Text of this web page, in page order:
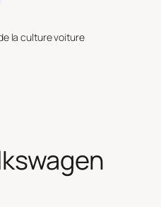
la culture voiture